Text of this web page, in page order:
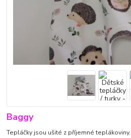
Baggy
Tepláčky jsou ušité z příjemné